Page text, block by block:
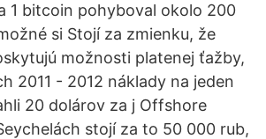
1 bitcoin pohyboval okolo 200
si Stojí za zmienku, že
možnosti platenej ťažby,
2011 - 2012 náklady na jeden
20 dolárov za j Offshore
stojí za to 50 000 rub,